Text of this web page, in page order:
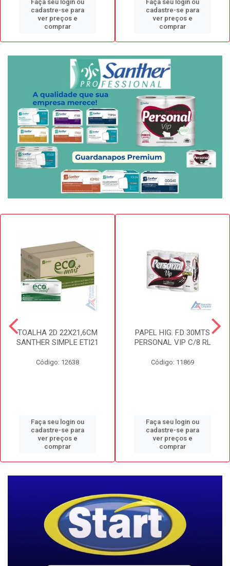
Faça seu login ou
cadastre-se para
ver preços e
comprar
Faça seu login ou
cadastre-se para
ver preços e
comprar
TOALHA 2D 22X21,6CM
SANTHER SIMPLE ETI21
Código: 12638
Faça seu login ou
cadastre-se para
ver preços e
comprar
PAPEL HIG. F.D 30MTS
PERSONAL VIP C/8 RL
Código: 11869
Faça seu login ou
cadastre-se para
ver preços e
comprar